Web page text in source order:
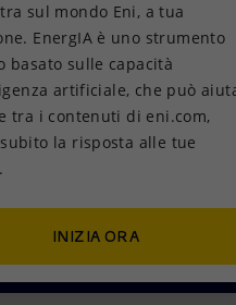
, la nostra nuova soluzione di
energetica
transizione
l'innovazione
E REPORT
di
di
2020-2022
CET
sul mondo Eni, a tua
EnergIA è uno strumento
basato sulle capacità
artificiale, che può
tra i contenuti di eni.com,
la risposta alle tue
INIZIA ORA